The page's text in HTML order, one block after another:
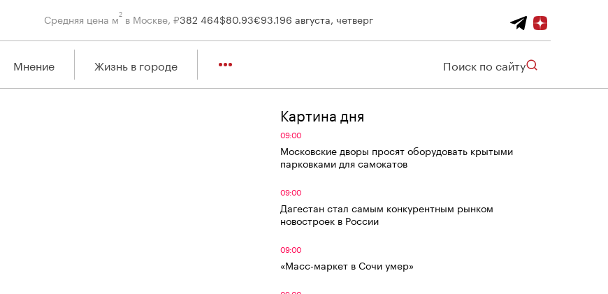
Средняя цена м2в Москве, ₽382 464$80.93€93.196 августа, четверг
Мнение Жизнь в городе Поиск по сайту
Картина дня
09:00
Московские дворы просят оборудовать крытыми
парковками для самокатов
09:00
Дагестан стал самым конкурентным рынком
новостроек в России
09:00
«Масс-маркет в Сочи умер»